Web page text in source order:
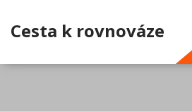
Cesta k rovnováze